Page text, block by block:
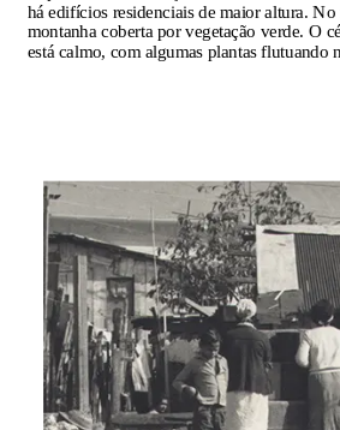
há edifícios residenciais de maior altura.
montanha coberta por vegetação verde. O
está calmo, com algumas plantas flutuando